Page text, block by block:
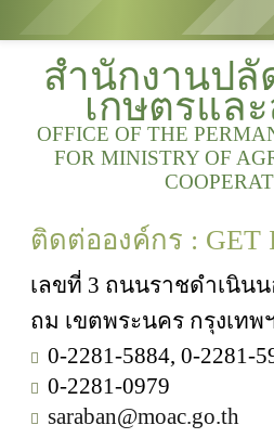
สำนักงานปลั
เกษตรแล
OFFICE OF THE
FOR MINISTRY OF
ติดต่อองค์กร : GET
เลขที่ 3 ถนนราชดำเนิน
ถม เขตพระนคร กรุงเทพ
0-2281-5884, 0-2281-
0-2281-0979
saraban@moac.go.th